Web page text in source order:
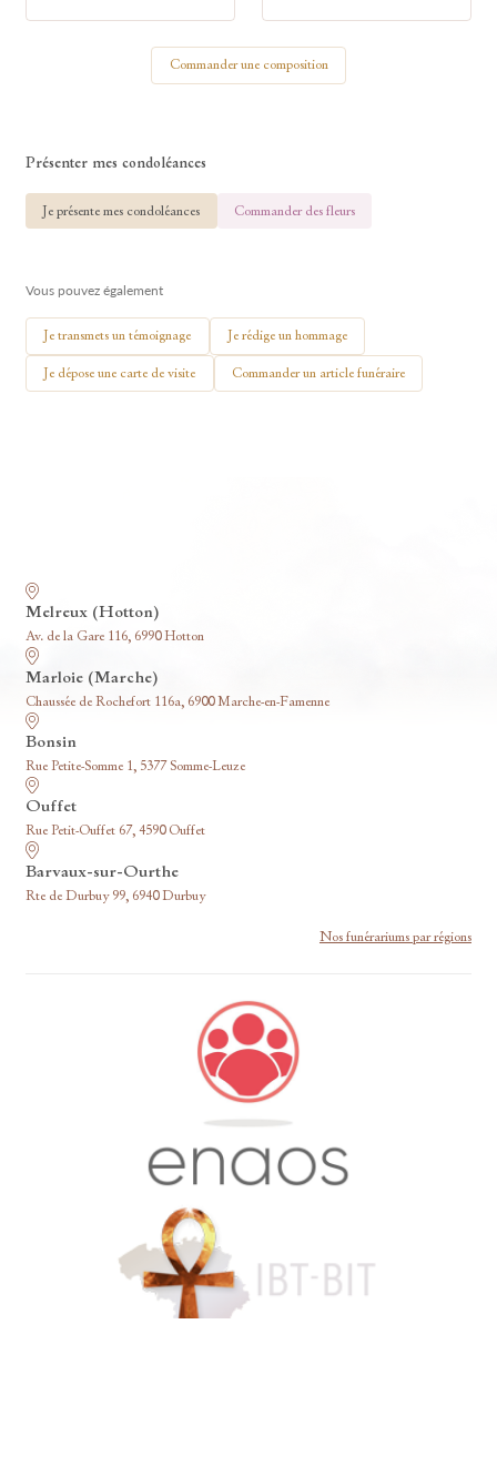
Commander une composition
Présenter mes condoléances
Je présente mes condoléances Commander des fleurs
Vous pouvez également
Je transmets un témoignage Je rédige un hommage
Je dépose une carte de visite Commander un article funéraire
Melreux (Hotton)
Av. de la Gare 116, 6990 Hotton
Marloie (Marche)
Chaussée de Rochefort 116a, 6900 Marche-en-Famenne
Bonsin
Rue Petite-Somme 1, 5377 Somme-Leuze
Ouffet
Rue Petit-Ouffet 67, 4590 Ouffet
Barvaux-sur-Ourthe
Rte de Durbuy 99, 6940 Durbuy
Nos funérariums par régions